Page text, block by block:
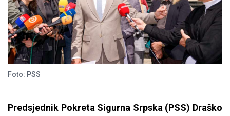
Foto: PSS
Predsjednik Pokreta Sigurna Srpska (PSS) Draško